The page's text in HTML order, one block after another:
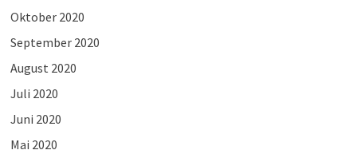
Oktober 2020
September 2020
August 2020
Juli 2020
Juni 2020
Mai 2020